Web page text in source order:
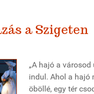
a Szigeten
„A hajó a
indul. Ahol a hajó
öböllé, egy tér